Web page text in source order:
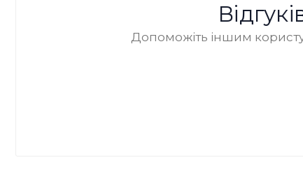
Допоможіть іншим